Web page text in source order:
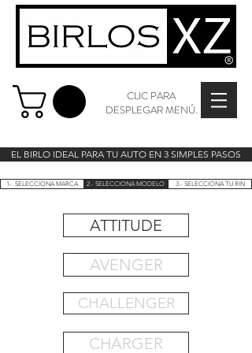
CLIC PARA
DESPLEGAR MENÚ.
EL BIRLO IDEAL PARA TU AUTO EN 3 SIMPLES PASOS
1-. SELECCIONA MARCA 2.- SELECCIONA MODELO 3.- SELECCIONA TU RIN
ATTITUDE
AVENGER
CHALLENGER
CHARGER